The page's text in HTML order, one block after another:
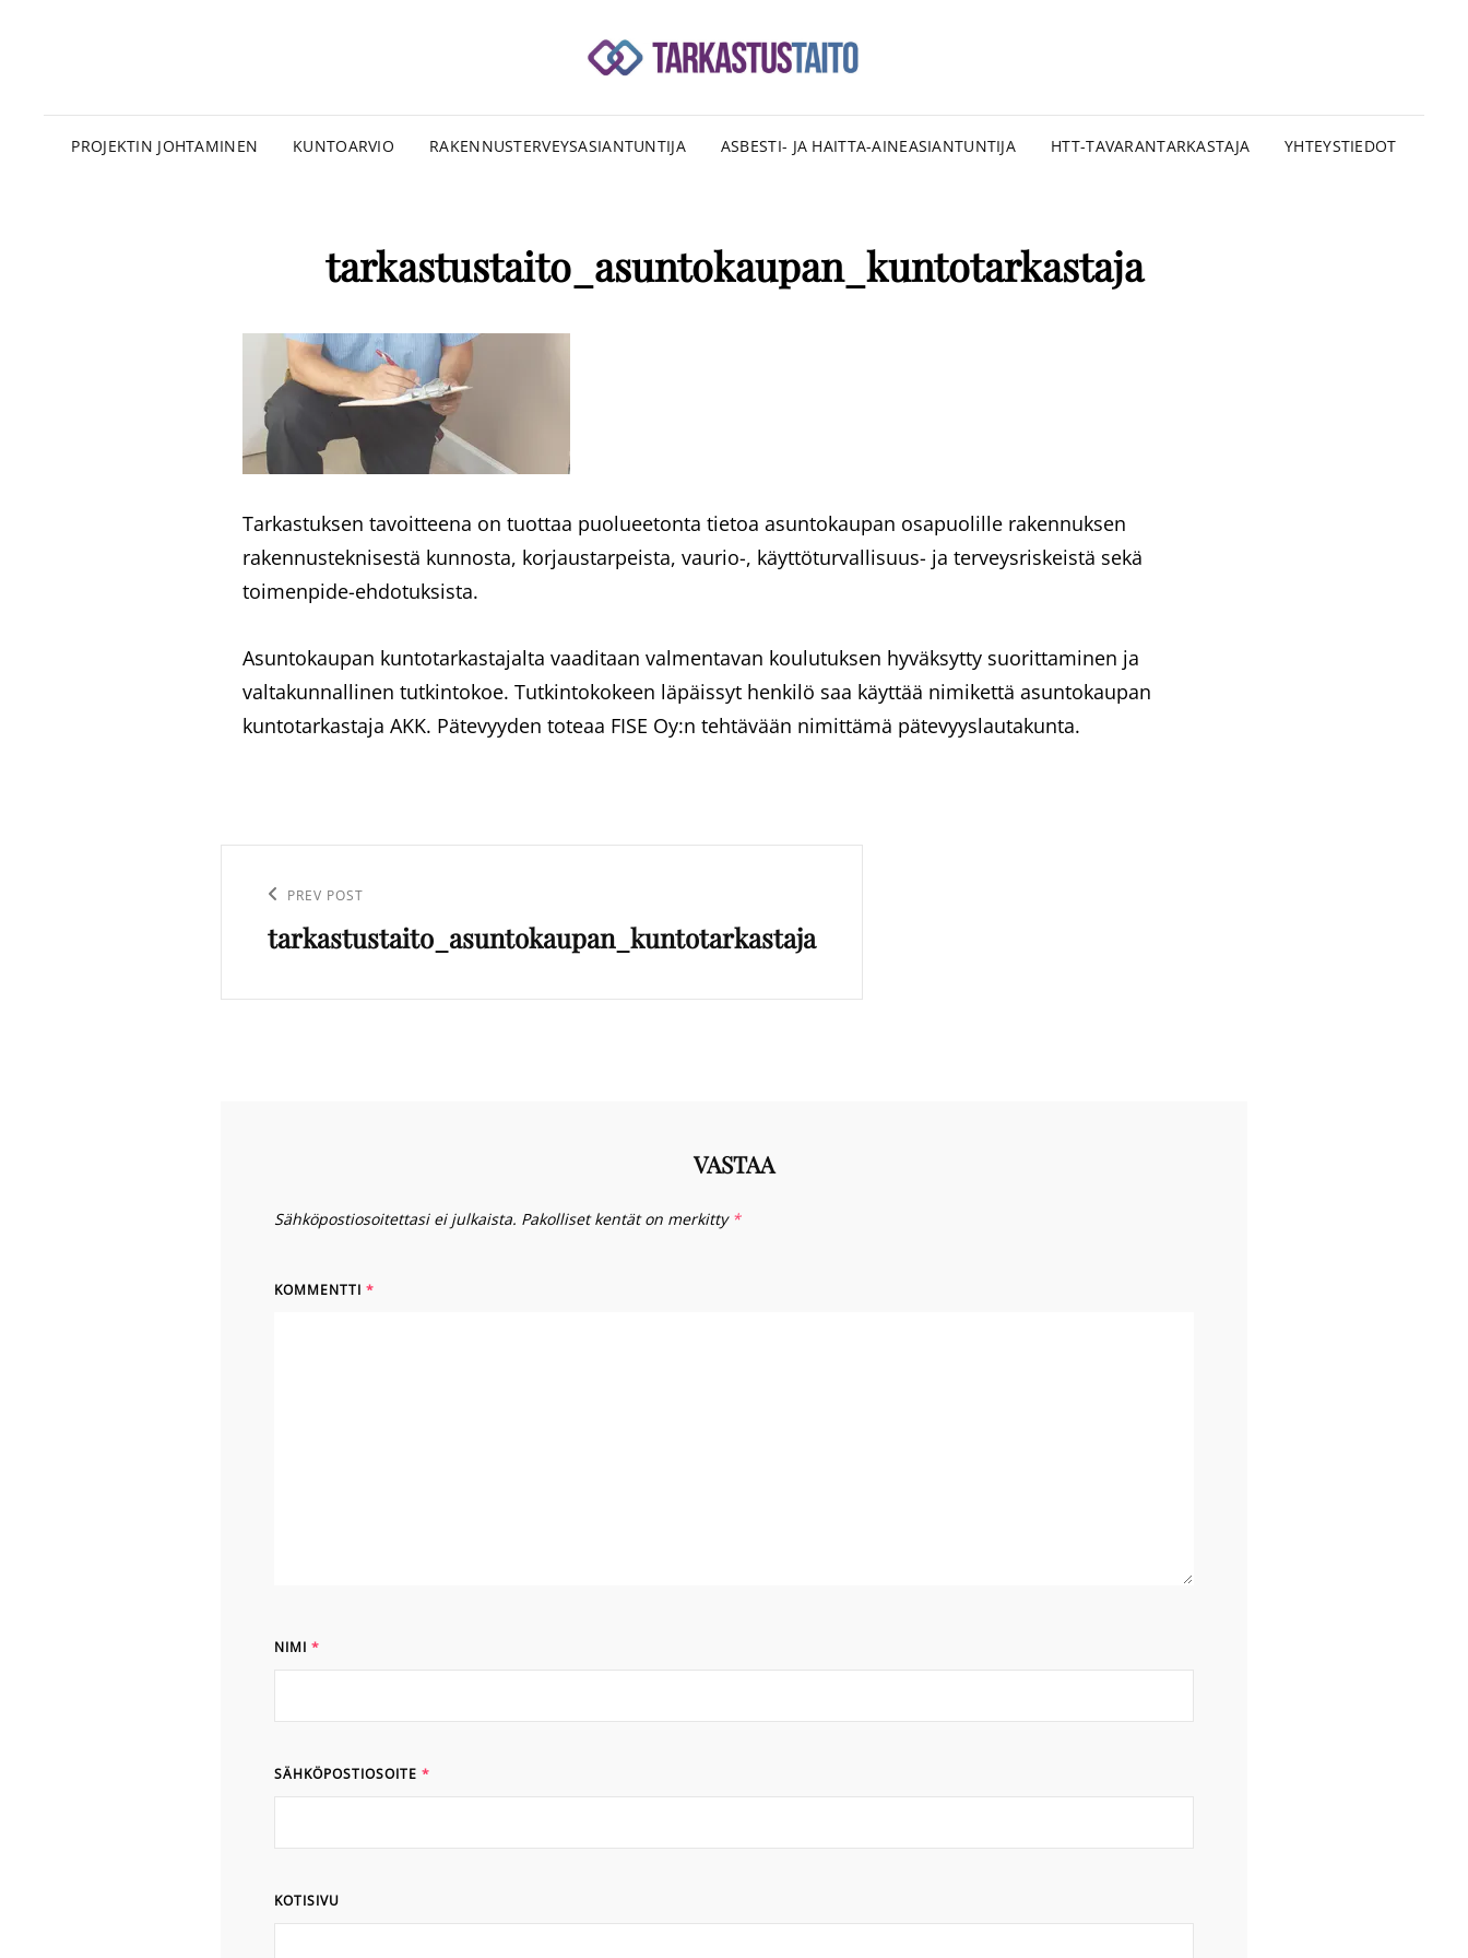
TARKASTUSTAITO OY
PROJEKTIN JOHTAMINEN KUNTOARVIO RAKENNUSTERVEYSASIANTUNTIJA ASBESTI- JA HAITTA-AINEASIANTUNTIJA HTT-TAVARANTARKASTAJA YHTEYSTIEDOT
tarkastustaito_asuntokaupan_kuntotarkastaja
Tarkastuksen tavoitteena on tuottaa puolueetonta tietoa asuntokaupan osapuolille rakennuksen
rakennusteknisestä kunnosta, korjaustarpeista, vaurio-, käyttöturvallisuus- ja terveysriskeistä sekä
toimenpide-ehdotuksista.
Asuntokaupan kuntotarkastajalta vaaditaan valmentavan koulutuksen hyväksytty suorittaminen ja
valtakunnallinen tutkintokoe. Tutkintokokeen läpäissyt henkilö saa käyttää nimikettä asuntokaupan
kuntotarkastaja AKK. Pätevyyden toteaa FISE Oy:n tehtävään nimittämä pätevyyslautakunta.
selausPrevious
Post
PREV POST
tarkastustaito_asuntokaupan_kuntotarkastaja
VASTAA
Sähköpostiosoitettasi ei julkaista. Pakolliset kentät on merkitty *
KOMMENTTI *
NIMI *
SÄHKÖPOSTIOSOITE *
KOTISIVU